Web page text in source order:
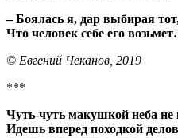
– Боялась я, дар выбирая
Что человек себе его
© Евгений Чеканов, 2019
***
Чуть-чуть макушкой неба не
Идешь вперед походкой